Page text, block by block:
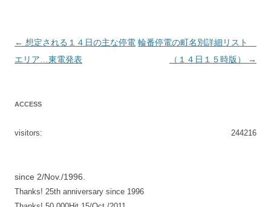
投
稿
ン
← 想定される１４日の主な停電
エリア…東電発表
輪番停電の町名別詳細リスト
（１４日１５時版）
→
ACCESS
244216
visitors:
since 2/Nov./1996.
Thanks! 25th anniversary since 1996